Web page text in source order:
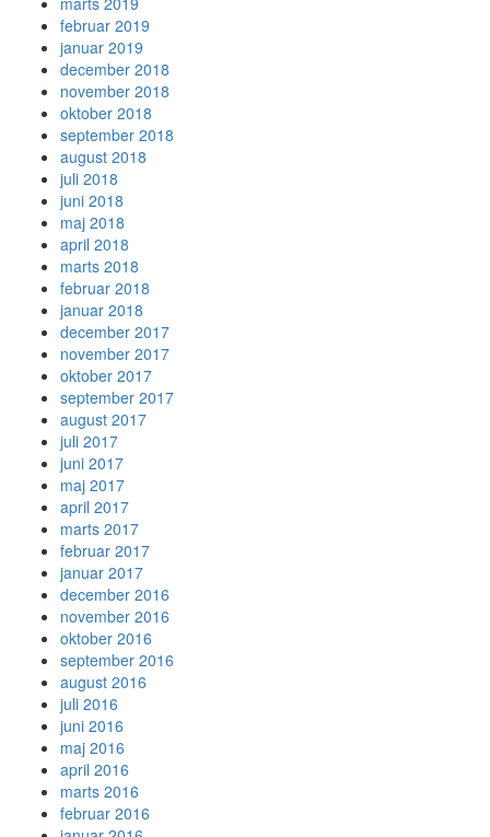
februar 2019
januar 2019
december 2018
november 2018
oktober 2018
september 2018
august 2018
juli 2018
juni 2018
maj 2018
april 2018
marts 2018
februar 2018
januar 2018
december 2017
november 2017
oktober 2017
september 2017
august 2017
juli 2017
juni 2017
maj 2017
april 2017
marts 2017
februar 2017
januar 2017
december 2016
november 2016
oktober 2016
september 2016
august 2016
juli 2016
juni 2016
maj 2016
april 2016
marts 2016
februar 2016